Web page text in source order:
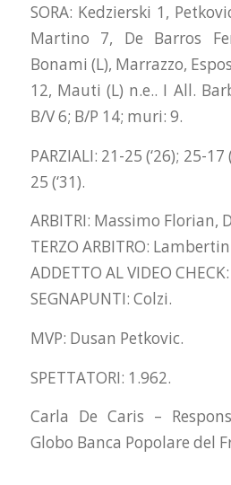
SORA: Kedzierski 1,
Martino 7, De Barros
Bonami (L), Marrazzo,
12, Mauti (L) n.e.. I All.
B/V 6; B/P 14; muri: 9.
PARZIALI: 21-25 (‘26); 25-17
25 (‘31).
ARBITRI: Massimo Florian,
TERZO ARBITRO:
ADDETTO AL VIDEO
SEGNAPUNTI: Colzi.
MVP: Dusan Petkovic.
SPETTATORI: 1.962.
Carla De Caris –
Globo Banca Popolare del